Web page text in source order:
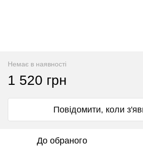
Немає в наявності
1 520 грн
Повідомити, коли
До обраного